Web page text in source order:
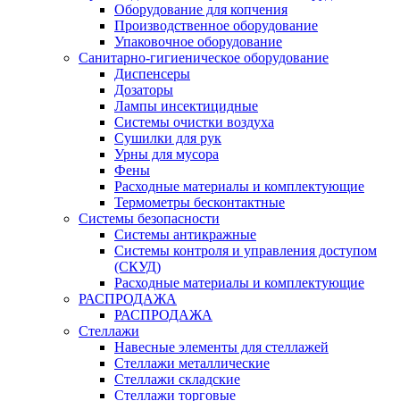
Оборудование для копчения
Производственное оборудование
Упаковочное оборудование
Санитарно-гигиеническое оборудование
Диспенсеры
Дозаторы
Лампы инсектицидные
Системы очистки воздуха
Сушилки для рук
Урны для мусора
Фены
Расходные материалы и комплектующие
Термометры бесконтактные
Системы безопасности
Системы антикражные
Системы контроля и управления доступом
(СКУД)
Расходные материалы и комплектующие
РАСПРОДАЖА
РАСПРОДАЖА
Стеллажи
Навесные элементы для стеллажей
Стеллажи металлические
Стеллажи складские
Стеллажи торговые